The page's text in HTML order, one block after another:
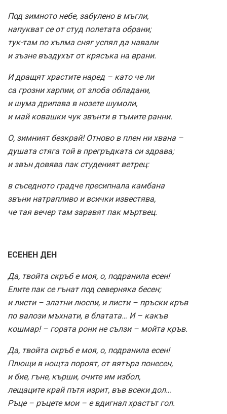
Под зимното небе, забулено в мъгли,
напукват се от студ полетата обрани;
тук-там по хълма сняг успял да навали
и зъзне въздухът от крясъка на врани.
И дращят храстите наред – като че ли
са грозни харпии, от злоба обладани,
и шума дрипава в нозете шумоли,
и май ковашки чук звънти в тъмите ранни.
О, зимният безкрай! Отново в плен ни хвана –
душата стяга той в прегръдката си здрава;
и звън довява пак студеният ветрец:
в съседното градче пресипнала камбана
звъни натрапливо и всички известява,
че тая вечер там заравят пак мъртвец.
ЕСЕНЕН ДЕН
Да, твойта скръб е моя, о, подранила есен!
Елите пак се гънат под северняка бесен;
и листи – златни люспи, и листи – пръски кръв
по валози мъхнати, в блатата… И – какъв
кошмар! – гората рони не сълзи – мойта кръв.
Да, твойта скръб е моя, о, подранила есен!
Плющи в нощта пороят, от вятъра понесен,
и бие, гъне, кърши, очите им избол,
лещаците край пътя изрит, във всеки дол…
Ръце – ръцете мои – е вдигнал храстът гол.